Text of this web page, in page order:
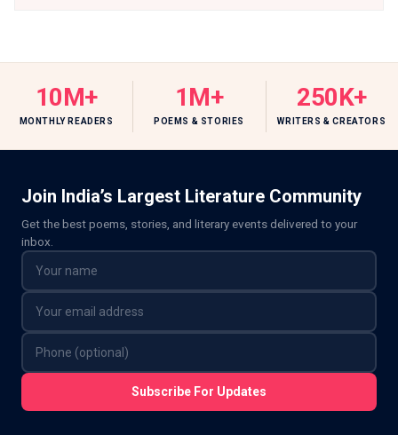
10M+
MONTHLY READERS
1M+
POEMS & STORIES
250K+
WRITERS & CREATORS
Join India’s Largest Literature Community
Get the best poems, stories, and literary events delivered to your
inbox.
Subscribe For Updates